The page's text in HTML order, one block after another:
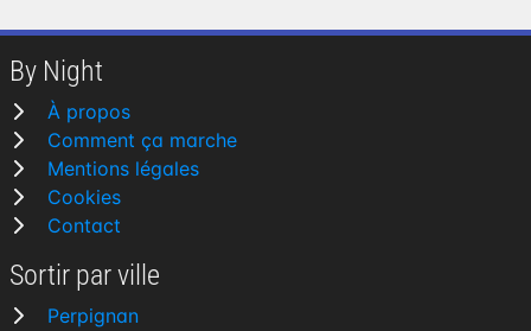
By Night
À propos
Comment ça marche
Mentions légales
Cookies
Contact
Sortir par ville
Perpignan